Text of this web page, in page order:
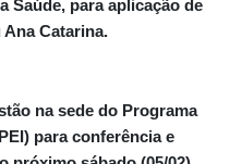
Saúde, para aplicação de
Catarina.
na sede do Programa
para conferência e